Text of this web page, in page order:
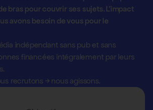
bras pour couvrir ses sujets. L'impact
avons besoin de vous pour le
indépendant sans pub et sans
financées intégralement par leurs
recrutons →nous agissons.